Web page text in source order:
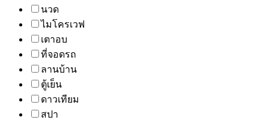
นวด
ไมโครเวฟ
เตาอบ
ที่จอดรถ
ลานบ้าน
ตู้เย็น
ดาวเทียม
สปา